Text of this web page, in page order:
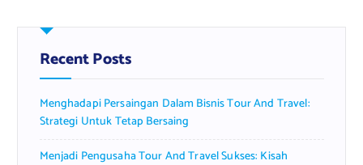
h
f
o
:
Recent Posts
Menghadapi Persaingan Dalam Bisnis Tour And Travel:
Strategi Untuk Tetap Bersaing
Menjadi Pengusaha Tour And Travel Sukses: Kisah